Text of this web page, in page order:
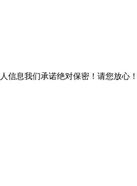
信息我们承诺绝对保密！请您放心！